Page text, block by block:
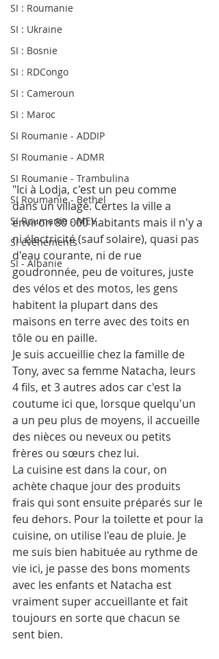
SI : Roumanie
SI : Ukraine
SI : Bosnie
SI : RDCongo
SI : Cameroun
SI : Maroc
SI Roumanie - ADDIP
SI Roumanie - ADMR
SI Roumanie - Trambulina
SI Roumanie - Bethel
SI Roumanie - MEV
SI évènements
SI - Albanie
"Ici à Lodja, c'est un peu comme
dans un village. Certes la ville a
environ 80 000 habitants mais il n'y a
ni électricité (sauf solaire), quasi pas
d'eau courante, ni de rue
goudronnée, peu de voitures, juste
des vélos et des motos, les gens
habitent la plupart dans des
maisons en terre avec des toits en
tôle ou en paille.
Je suis accueillie chez la famille de
Tony, avec sa femme Natacha, leurs
4 fils, et 3 autres ados car c'est la
coutume ici que, lorsque quelqu'un
a un peu plus de moyens, il accueille
des nièces ou neveux ou petits
frères ou sœurs chez lui.
La cuisine est dans la cour, on
achète chaque jour des produits
frais qui sont ensuite préparés sur le
feu dehors. Pour la toilette et pour la
cuisine, on utilise l'eau de pluie. Je
me suis bien habituée au rythme de
vie ici, je passe des bons moments
avec les enfants et Natacha est
vraiment super accueillante et fait
toujours en sorte que chacun se
sent bien.